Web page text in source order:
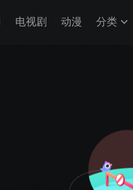
电视剧 动漫 分类